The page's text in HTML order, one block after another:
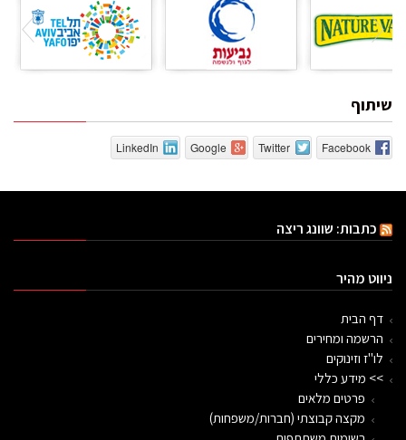
שיתוף
Facebook
Twitter
Google
LinkedIn
כתבות: שוונג ריצה
ניווט מהיר
דף הבית
הרשמה ומחירים
לו"ז וזינוקים
>> מידע כללי
פרטים מלאים
מקצה קבוצתי (חברות/משפחות)